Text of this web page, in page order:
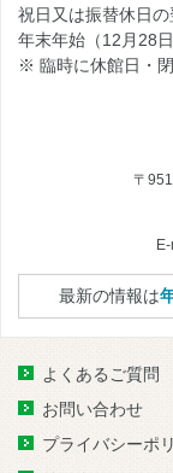
祝日又は振替休日の
年末年始（12月28
※ 臨時に休館日・
〒
最新の情報は
よくあるご質問
お問い合わせ
プライバシーポ